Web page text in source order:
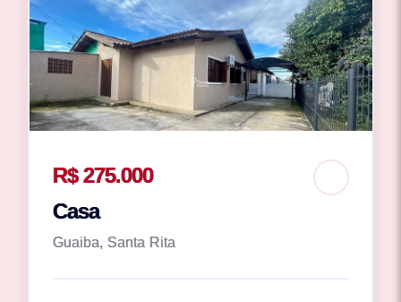
R$ 275.000
Casa
Guaiba, Santa Rita